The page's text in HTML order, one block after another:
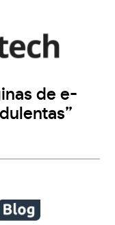
de e-